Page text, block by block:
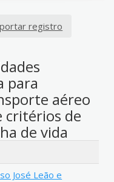
registro
para
aéreo
critérios de
de vida
José Leão e